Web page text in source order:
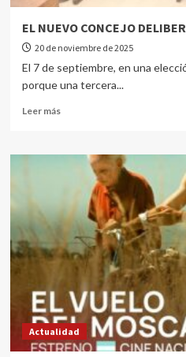
EL NUEVO CONCEJO
20 de noviembre de 2025
El 7 de septiembre, en una
porque una tercera...
Leer más
Actualidad